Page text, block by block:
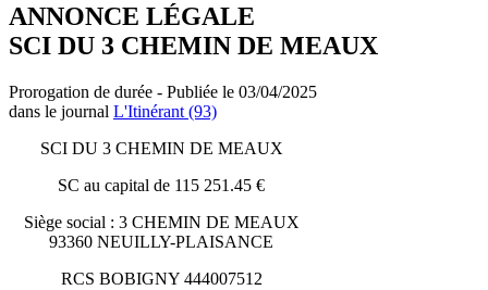
ANNONCE LÉGALE
SCI DU 3 CHEMIN DE MEAUX
Prorogation de durée - Publiée le 03/04/2025
dans le journal L'Itinérant (93)
SCI DU 3 CHEMIN DE MEAUX
SC au capital de 115 251.45 €
Siège social : 3 CHEMIN DE MEAUX
93360 NEUILLY-PLAISANCE
RCS BOBIGNY 444007512